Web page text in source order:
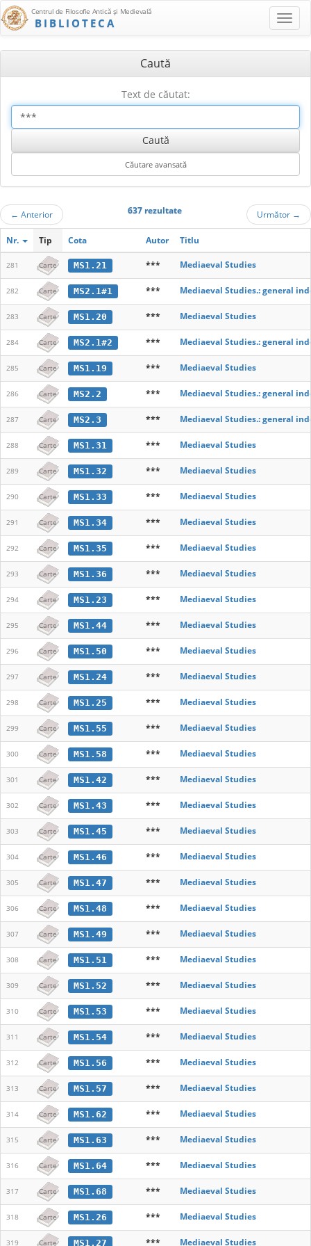
Centrul de Filosofie Antică şi Medievală
BIBLIOTECA
Caută
Text de căutat:
← Anterior 637 rezultate Următor →
Nr. Tip Cota Autor Titlu
281 Carte MS1.21 *** Mediaeval Studies
282 Carte MS2.1#1 *** Mediaeval Studies.: general
283 Carte MS1.20 *** Mediaeval Studies
284 Carte MS2.1#2 *** Mediaeval Studies.: general
285 Carte MS1.19 *** Mediaeval Studies
286 Carte MS2.2 *** Mediaeval Studies.: general
287 Carte MS2.3 *** Mediaeval Studies.: general
288 Carte MS1.31 *** Mediaeval Studies
289 Carte MS1.32 *** Mediaeval Studies
290 Carte MS1.33 *** Mediaeval Studies
291 Carte MS1.34 *** Mediaeval Studies
292 Carte MS1.35 *** Mediaeval Studies
293 Carte MS1.36 *** Mediaeval Studies
294 Carte MS1.23 *** Mediaeval Studies
295 Carte MS1.44 *** Mediaeval Studies
296 Carte MS1.50 *** Mediaeval Studies
297 Carte MS1.24 *** Mediaeval Studies
298 Carte MS1.25 *** Mediaeval Studies
299 Carte MS1.55 *** Mediaeval Studies
300 Carte MS1.58 *** Mediaeval Studies
301 Carte MS1.42 *** Mediaeval Studies
302 Carte MS1.43 *** Mediaeval Studies
303 Carte MS1.45 *** Mediaeval Studies
304 Carte MS1.46 *** Mediaeval Studies
305 Carte MS1.47 *** Mediaeval Studies
306 Carte MS1.48 *** Mediaeval Studies
307 Carte MS1.49 *** Mediaeval Studies
308 Carte MS1.51 *** Mediaeval Studies
309 Carte MS1.52 *** Mediaeval Studies
310 Carte MS1.53 *** Mediaeval Studies
311 Carte MS1.54 *** Mediaeval Studies
312 Carte MS1.56 *** Mediaeval Studies
313 Carte MS1.57 *** Mediaeval Studies
314 Carte MS1.62 *** Mediaeval Studies
315 Carte MS1.63 *** Mediaeval Studies
316 Carte MS1.64 *** Mediaeval Studies
317 Carte MS1.68 *** Mediaeval Studies
318 Carte MS1.26 *** Mediaeval Studies
319 Carte MS1.27 *** Mediaeval Studies